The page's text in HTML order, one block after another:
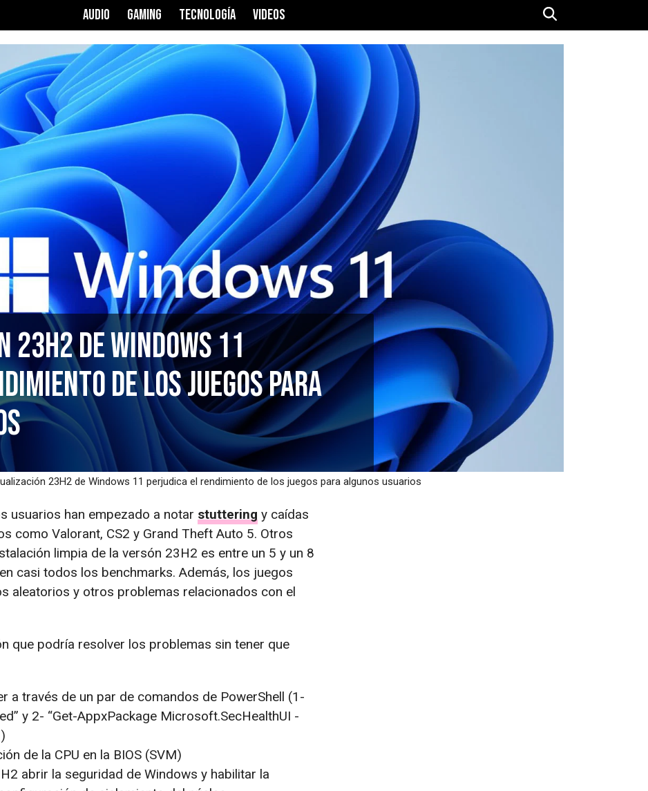
AUDIO GAMING TECNOLOGÍA VIDEOS
de Windows 11
de los juegos para
23H2 de Windows 11 perjudica el rendimiento de los juegos para algunos usuarios
usuarios han empezado a notar stuttering y caídas
como Valorant, CS2 y Grand Theft Auto 5. Otros
limpia de la versón 23H2 es entre un 5 y un 8
casi todos los benchmarks. Además, los juegos
aleatorios y otros problemas relacionados con el
que podría resolver los problemas sin tener que
a través de un par de comandos de PowerShell (1-
y 2- “Get-AppxPackage Microsoft.SecHealthUI -
de la CPU en la BIOS (SVM)
abrir la seguridad de Windows y habilitar la